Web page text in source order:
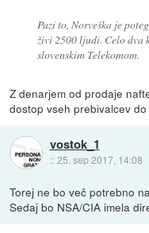
Pazi to, Norveška je
živi 2500 ljudi. Celo dva
slovenskim Telekomom.
Z denarjem od prodaje
dostop vseh prebivalcev
vostok_1
::25. sep 2017, 14:08
Torej ne bo več potrebno
Sedaj bo NSA/CIA imela